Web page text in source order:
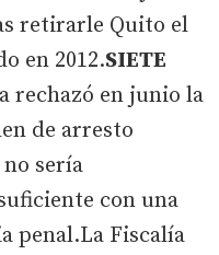
retirarle Quito el
en 2012.SIETE
rechazó en junio la
de arresto
sería
con una
penal.La Fiscalía